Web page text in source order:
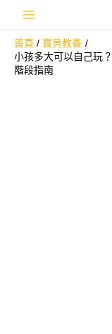
Menu
首頁
寶貝教養
小孩多大可以自己玩
階段指南